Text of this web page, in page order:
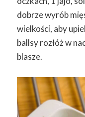
dobrze wyrób
wielkości, aby
ballsy rozłóż w
blasze.